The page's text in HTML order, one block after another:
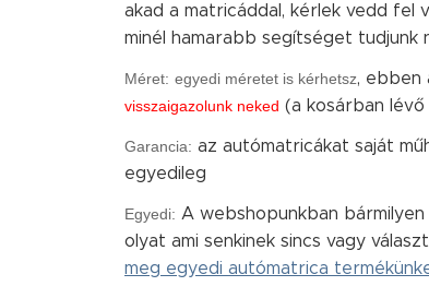
akad a matricáddal, kérlek vedd fel
minél hamarabb segítséget tudjunk
Méret: egyedi méretet is kérhetsz, ebben
visszaigazolunk neked (a kosárban
Garancia: az autómatricákat saját
egyedileg
Egyedi: A webshopunkban
olyat ami senkinek sincs vagy
meg egyedi autómatrica